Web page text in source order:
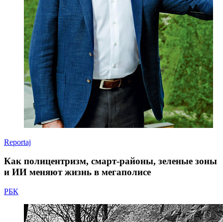
Reportaj
Как полицентризм, смарт-районы, зеленые зоны
и ИИ меняют жизнь в мегаполисе
РБК